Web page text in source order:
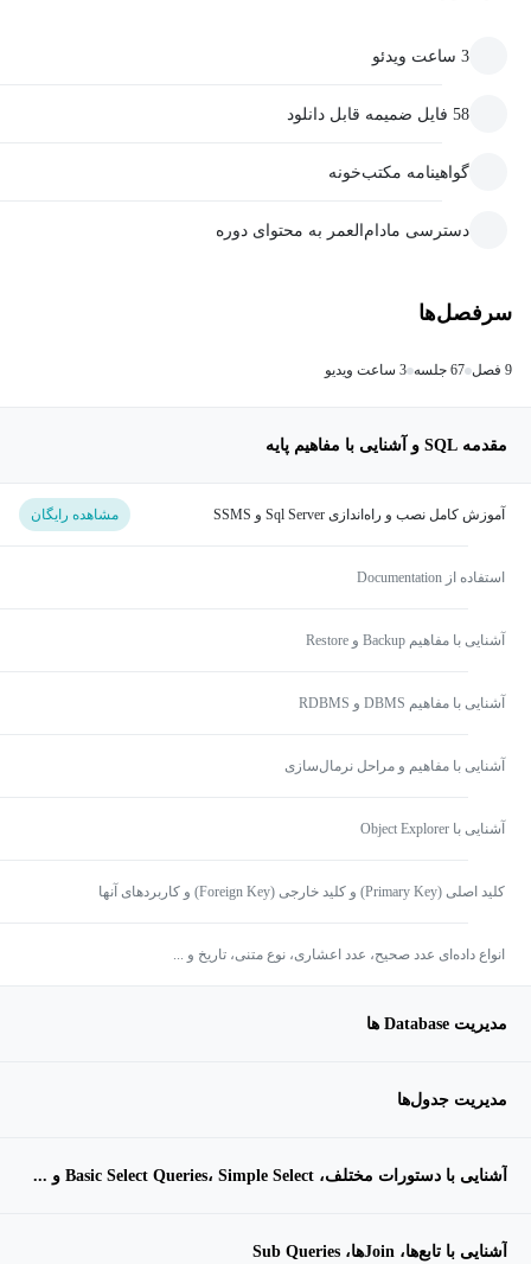
3 ساعت ویدئو
58 فایل ضمیمه قابل دانلود
گواهینامه مکتب‌خونه
دسترسی مادام‌العمر به محتوای دوره
سرفصل‌ها
9 فصل 67 جلسه 3 ساعت ویدیو
مقدمه SQL و آشنایی با مفاهیم پایه‌
آموزش کامل نصب و راه‌اندازی Sql Server و SSMS مشاهده رایگان
استفاده از Documentation
آشنایی با مفاهیم Backup و Restore
آشنایی با مفاهیم DBMS و RDBMS
آشنایی با مفاهیم و مراحل نرمال‌سازی
آشنایی با Object Explorer
کلید اصلی (Primary Key) و کلید خارجی (Foreign Key) و کاربردهای آنها
انواع داده‌‌ای عدد صحیح، عدد اعشاری، نوع متنی، تاریخ و ...
مدیریت Database ها
مدیریت جدول‌ها
آشنایی با دستورات مختلف، Basic Select Queries، Simple Select و ...
آشنایی با تابع‌ها، Joinها، Sub Queries